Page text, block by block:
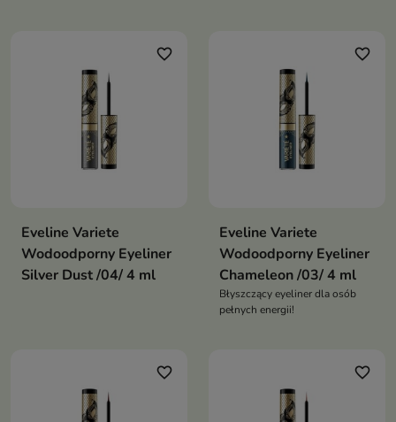
favorite_border
Eveline Variete
Wodoodporny Eyeliner
Silver Dust /04/ 4 ml
favorite_border
Eveline Variete
Wodoodporny Eyeliner
Chameleon /03/ 4 ml
Błyszczący eyeliner dla osób
pełnych energii!
favorite_border favorite_border